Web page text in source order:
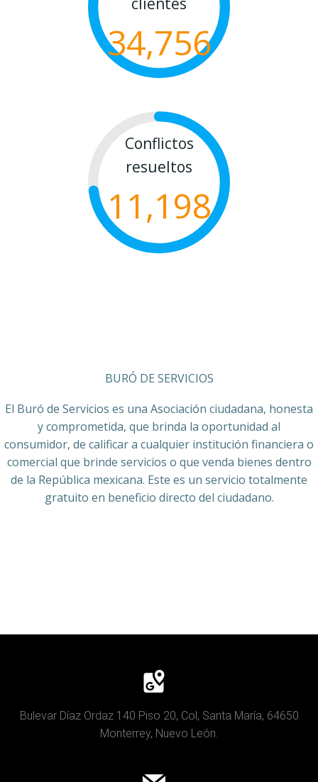
34,756
Conflictos
resueltos
11,198
BURÓ DE SERVICIOS
El Buró de Servicios es una Asociación ciudadana, honesta
y comprometida, que brinda la oportunidad al
consumidor, de calificar a cualquier institución financiera o
comercial que brinde servicios o que venda bienes dentro
de la República mexicana. Este es un servicio totalmente
gratuito en beneficio directo del ciudadano.
Bulevar Díaz Ordaz 140 Piso 20, Col, Santa María, 64650
Monterrey, Nuevo León.